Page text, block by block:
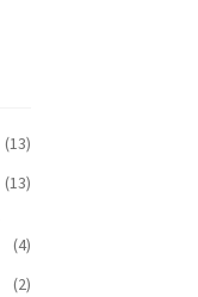
(13)
(13)
(4)
(2)